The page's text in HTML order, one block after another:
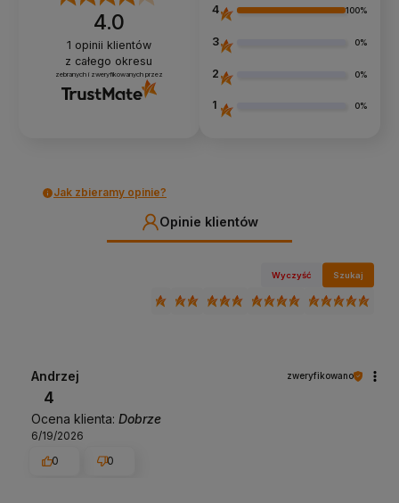
4.0
1 opinii klientów
z całego okresu
zebranych i zweryfikowanych przez
4 100%
3 0%
2 0%
1 0%
Jak zbieramy opinie?
Opinie klientów
Wyczyść Szukaj
Andrzej zweryfikowano
4
Ocena klienta: Dobrze
6/19/2026
0
0